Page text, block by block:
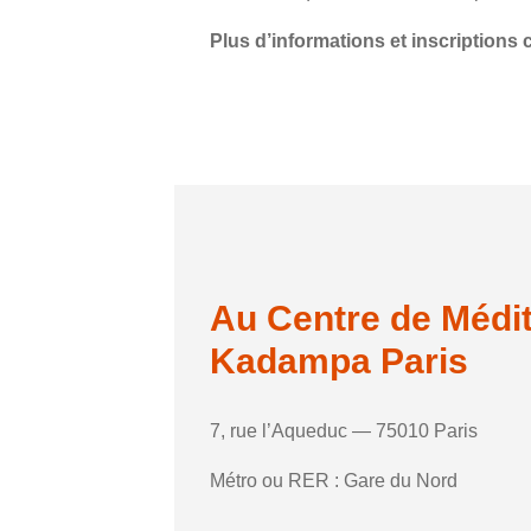
Plus d’informations et inscriptions
Au Centre de
Kadampa Paris
7, rue l’Aqueduc — 75010 Paris
Métro ou RER : Gare du Nord